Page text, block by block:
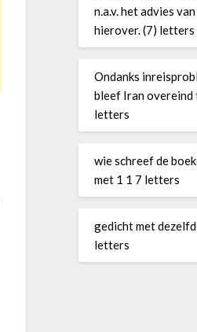
n.a.v. het advies
hierover. (7) letters
Ondanks
bleef Iran overeind
letters
wie schreef de
met 1 1 7 letters
gedicht met
letters